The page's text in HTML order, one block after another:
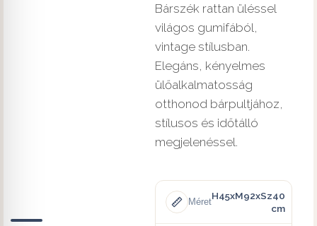
Bárszék rattan üléssel
világos gumifából,
vintage stílusban.
Elegáns, kényelmes
ülőalkalmatosság
otthonod bárpultjához,
stílusos és időtálló
megjelenéssel.
Méret
H45xM92xSz40
cm